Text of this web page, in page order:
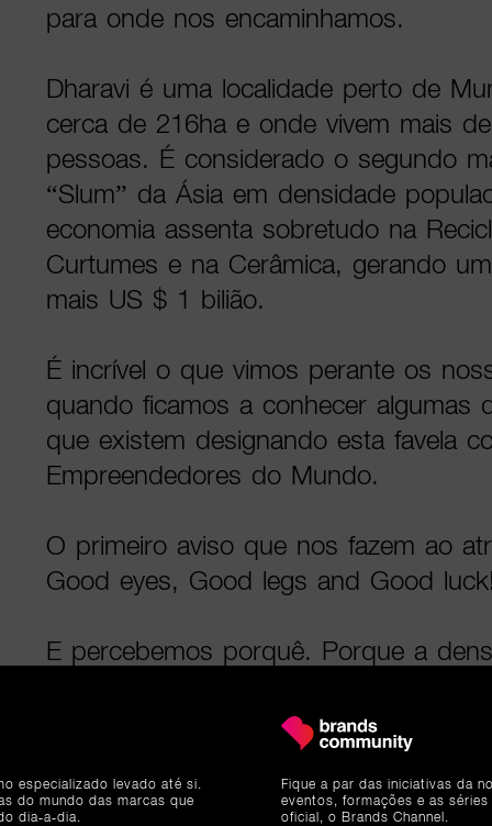
para onde nos encaminhamos.
Dharavi é uma localidade perto de
cerca de 216ha e onde vivem mais
pessoas. É considerado o segundo
“Slum” da Ásia em densidade
economia assenta sobretudo na
Curtumes e na Cerâmica, gerando
mais US $ 1 bilião.
É incrível o que vimos perante os
quando ficamos a conhecer algumas
que existem designando esta favela
Empreendedores do Mundo.
O primeiro aviso que nos fazem ao
Good eyes, Good legs and Good
E percebemos porquê. Porque a
espaço para atravessar as ruas
temos de ser empreendedores para
etapa.
especializado levado até si.
do mundo das marcas que
dia-a-dia.
Fique a par das iniciativas da
eventos, formações e as
oficial, o Brands Channel.